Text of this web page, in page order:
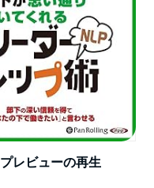
プレビューの再生